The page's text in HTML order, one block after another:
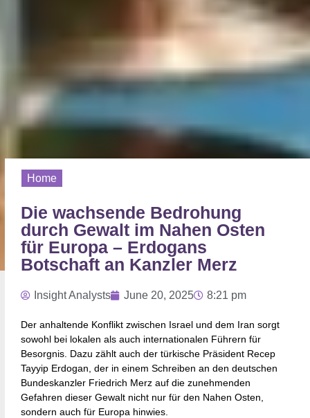
Home
Die wachsende Bedrohung
durch Gewalt im Nahen Osten
für Europa – Erdogans
Botschaft an Kanzler Merz
Insight Analysts June 20, 2025 8:21 pm
Der anhaltende Konflikt zwischen Israel und dem Iran sorgt
sowohl bei lokalen als auch internationalen Führern für
Besorgnis. Dazu zählt auch der türkische Präsident Recep
Tayyip Erdogan, der in einem Schreiben an den deutschen
Bundeskanzler Friedrich Merz auf die zunehmenden
Gefahren dieser Gewalt nicht nur für den Nahen Osten,
sondern auch für Europa hinwies.